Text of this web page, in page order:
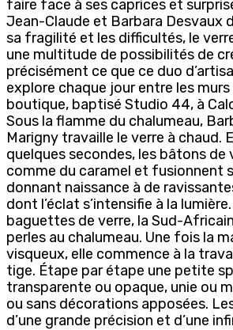
faire face à ses caprices et
Jean-Claude et Barbara Desvaux
sa fragilité et les difficultés, le
une multitude de possibilités de
précisément ce que ce duo
explore chaque jour entre les
boutique, baptisé Studio 44, à
Sous la flamme du chalumeau,
Marigny travaille le verre à chaud.
quelques secondes, les bâtons
comme du caramel et fusionnent
donnant naissance à de
dont l’éclat s’intensifie à la
baguettes de verre, la Sud-
perles au chalumeau. Une fois la
visqueux, elle commence à la
tige. Étape par étape une petite
transparente ou opaque, unie ou
ou sans décorations apposées.
d’une grande précision et d’une